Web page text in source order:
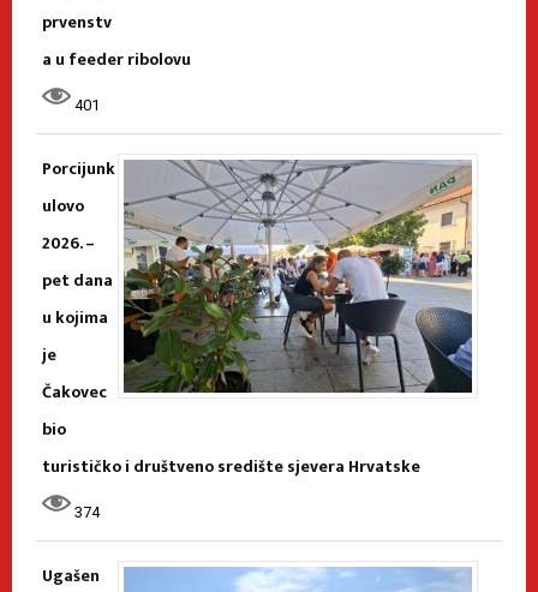
prvenstv
a u feeder ribolovu
401
Porcijunk
ulovo
2026. –
pet dana
u kojima
je
Čakovec
bio
turističko i društveno središte sjevera Hrvatske
374
Ugašen